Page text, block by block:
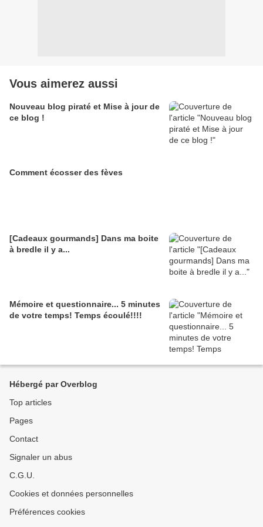
Vous aimerez aussi
Nouveau blog piraté et Mise à jour de
ce blog !
Comment écosser des fèves
[Cadeaux gourmands] Dans ma boite
à bredle il y a...
Mémoire et questionnaire... 5 minutes
de votre temps! Temps écoulé!!!!
Hébergé par Overblog
Top articles
Pages
Contact
Signaler un abus
C.G.U.
Cookies et données personnelles
Préférences cookies